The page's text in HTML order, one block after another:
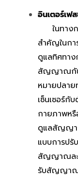
อินเตอร์เฟ
ในทางก
สำคัญในกา
ดูแลทิศทา
สัญญาณกัน
หมายปลา
เซ็นเซอร์
กายภาพหรื
ดูแลสัญญา
แบบการป
สัญญาณล
รับสัญญาณ